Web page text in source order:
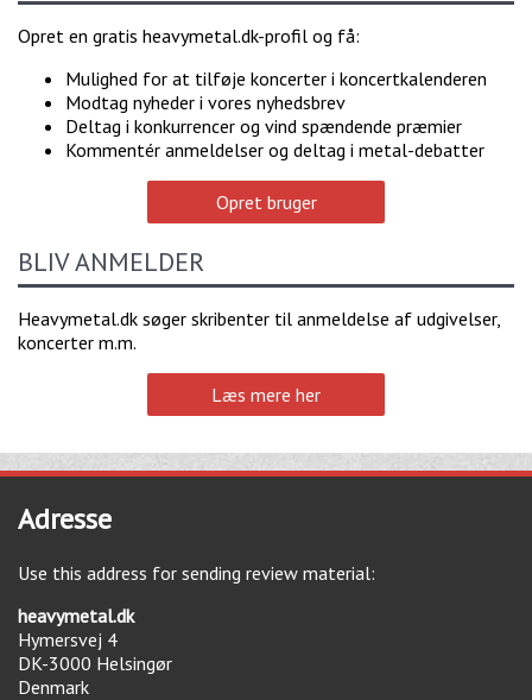
Opret en gratis heavymetal.dk-profil og få:
Mulighed for at tilføje koncerter i koncertkalenderen
Modtag nyheder i vores nyhedsbrev
Deltag i konkurrencer og vind spændende præmier
Kommentér anmeldelser og deltag i metal-debatter
Opret bruger
BLIV ANMELDER
Heavymetal.dk søger skribenter til anmeldelse af udgivelser,
koncerter m.m.
Læs mere her
Adresse
Use this address for sending review material:
heavymetal.dk
Hymersvej 4
DK-3000 Helsingør
Denmark